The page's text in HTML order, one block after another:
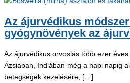
Az ájurvédikus
gyógynövények az
Az ájurvédikus orvoslás több ezer éves
Ázsiában, Indiában még a napi napig
betegségek kezelésére, […]